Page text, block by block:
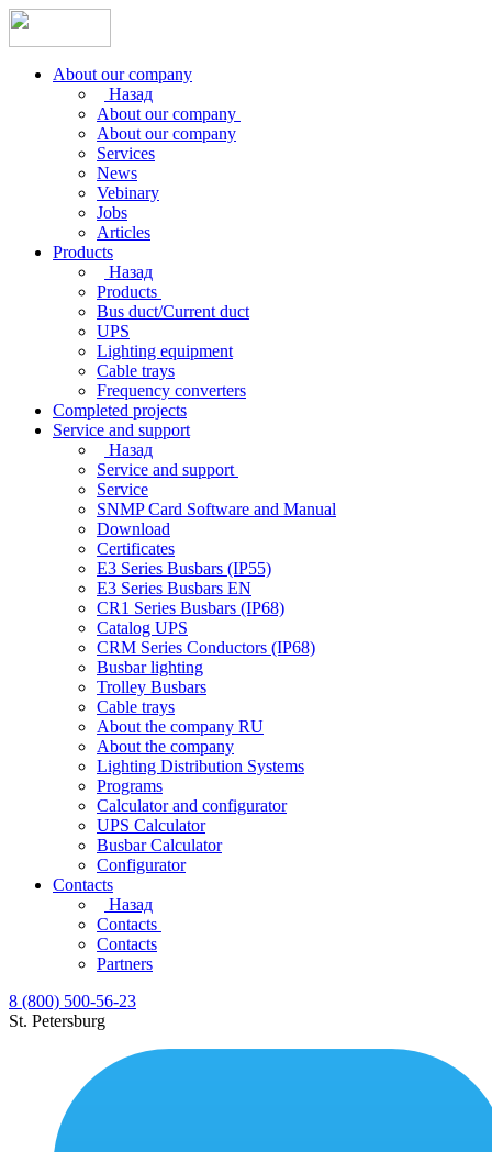
About our company
Назад
About our company
About our company
Services
News
Vebinary
Jobs
Articles
Products
Назад
Products
Bus duct/Current duct
UPS
Lighting equipment
Cable trays
Frequency converters
Completed projects
Service and support
Назад
Service and support
Service
SNMP Card Software and Manual
Download
Certificates
E3 Series Busbars (IP55)
E3 Series Busbars EN
CR1 Series Busbars (IP68)
Catalog UPS
CRM Series Conductors (IP68)
Busbar lighting
Trolley Busbars
Cable trays
About the company RU
About the company
Lighting Distribution Systems
Programs
Calculator and configurator
UPS Calculator
Busbar Calculator
Configurator
Contacts
Назад
Contacts
Contacts
Partners
8 (800) 500-56-23
St. Petersburg